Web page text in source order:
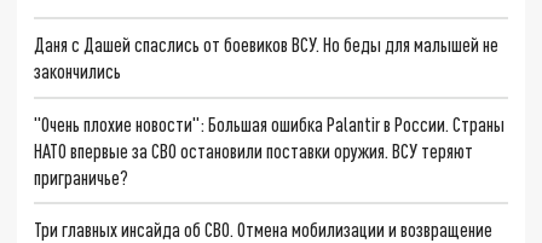
Даня с Дашей спаслись от боевиков ВСУ. Но беды для малышей не
закончились
"Очень плохие новости": Большая ошибка Palantir в России. Страны
НАТО впервые за СВО остановили поставки оружия. ВСУ теряют
приграничье?
Три главных инсайда об СВО. Отмена мобилизации и возвращение